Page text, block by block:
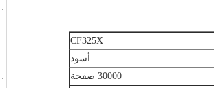
CF325X
أسود
30000 صفحة